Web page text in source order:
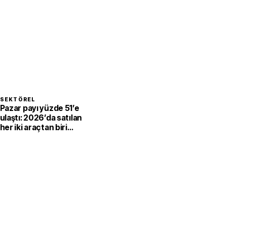
SEKTÖREL
Pazar payı yüzde 51’e
ulaştı: 2026’da satılan
her iki araçtan biri